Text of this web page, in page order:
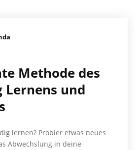
Methode des
Lernens und
lernen? Probier etwas neues
Abwechslung in deine